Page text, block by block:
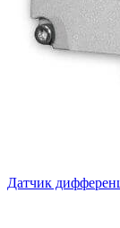
Датчик